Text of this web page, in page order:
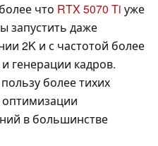
что RTX 5070 Ti уже
запустить даже
2K и с частотой более
генерации кадров.
более тихих
оптимизации
в большинстве